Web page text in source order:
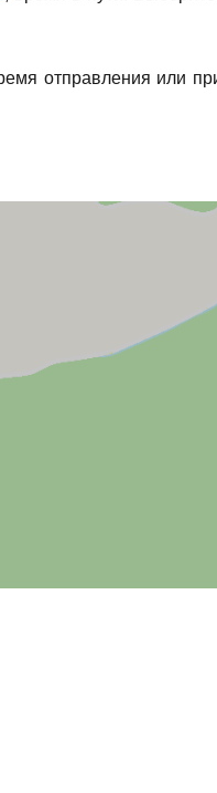
отправления или